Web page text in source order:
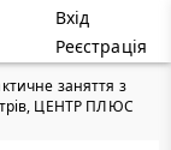
Вхід
Реєстрація
заняття з
ЦЕНТР ПЛЮС